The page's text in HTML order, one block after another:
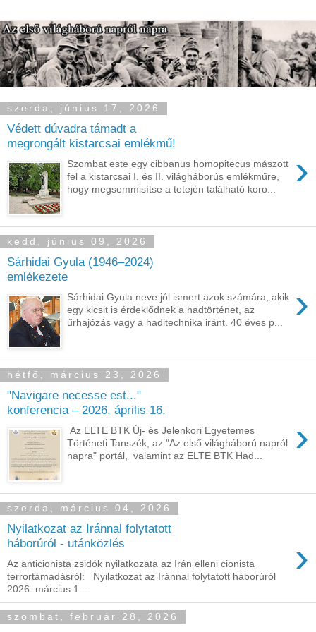
szerda, június 17, 2026
Védett dúvadra támadt a
megrongált kistarcsai emlékmű!
›
Szombat este egy cibbanus homopitecus mászott
fel a kistarcsai I. és II. világháborús emlékműre,
hogy megsemmisítse a tetején található koro...
kedd, június 09, 2026
Sárhidai Gyula (1946–2024)
emlékezete
›
Sárhidai Gyula neve jól ismert azok számára, akik
egy kicsit is érdeklődnek a hadtörténet, az
űrhajózás vagy a haditechnika iránt. 40 éves p...
hétfő, március 23, 2026
"Navigare necesse est..."
konferencia – 2026. április 16.
›
Az ELTE BTK Új- és Jelenkori Egyetemes
Történeti Tanszék, az "Az első világháború napról
napra" portál, valamint az ELTE BTK Had...
szerda, március 04, 2026
Nyilatkozat az Iránnal folytatott
háborúról - utánközlés
›
Az anticionista zsidók nyilatkozata az Irán elleni cionista
terrortámadásról: Nyilatkozat az Iránnal folytatott háborúról
2026. március 1....
szombat, február 28, 2026